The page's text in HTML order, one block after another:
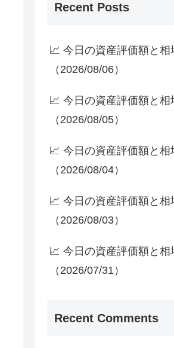
Recent Posts
📈 今日の資産評価額と相
（2026/08/06）
📈 今日の資産評価額と相
（2026/08/05）
📈 今日の資産評価額と相
（2026/08/04）
📈 今日の資産評価額と相
（2026/08/03）
📈 今日の資産評価額と相
（2026/07/31）
Recent Comments